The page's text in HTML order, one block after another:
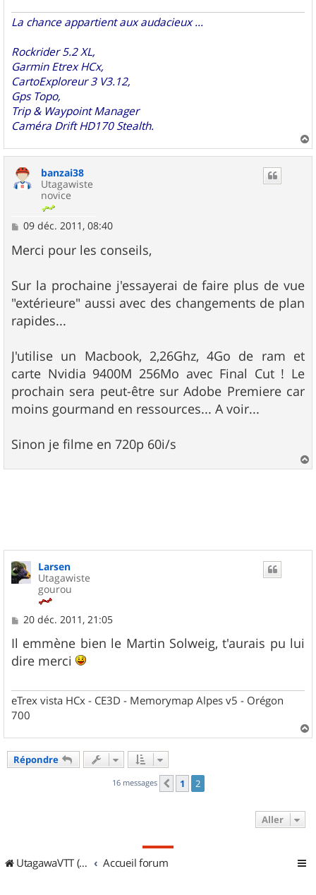
La chance appartient aux audacieux ...
Rockrider 5.2 XL,
Garmin Etrex HCx,
CartoExploreur 3 V3.12,
Gps Topo,
Trip & Waypoint Manager
Caméra Drift HD170 Stealth.
a
banzai38
Utagawiste
novice
M
s
s
g
e
09 déc. 2011, 08:40
Merci pour les conseils,
Sur la prochaine j'essayerai de faire plus de vue
"extérieure" aussi avec des changements de plan
rapides...
J'utilise un Macbook, 2,26Ghz, 4Go de ram et
carte Nvidia 9400M 256Mo avec Final Cut ! Le
prochain sera peut-être sur Adobe Premiere car
moins gourmand en ressources... A voir...
Sinon je filme en 720p 60i/s
a
Larsen
Utagawiste
gourou
M
s
s
a
20 déc. 2011, 21:05
Il emmène bien le Martin Solweig, t'aurais pu lui
dire merci
eTrex vista HCx - CE3D - Memorymap Alpes v5 - Orégon
700
a
Répondre
16 messages Précédent
1 2
Aller
UtagawaVTT (Randos VTT et VTTAE avec traces GPS) Accueil forum